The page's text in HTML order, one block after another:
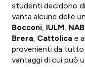
studenti decidono
vanta alcune delle
Bocconi, IULM,
Brera, Cattolica e
provenienti da tutto
vantaggi di cui può